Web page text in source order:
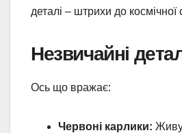
деталі – штрихи до космічної
Незвичайні
Ось що вражає:
Червоні карлики: